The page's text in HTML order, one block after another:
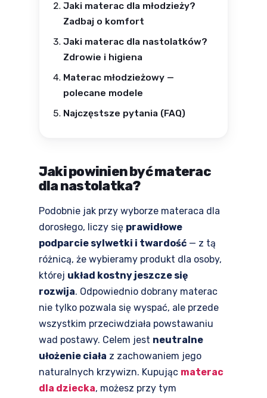
Jaki materac dla młodzieży?
Zadbaj o komfort
Jaki materac dla nastolatków?
Zdrowie i higiena
Materac młodzieżowy —
polecane modele
Najczęstsze pytania (FAQ)
Jaki powinien być materac
dla nastolatka?
Podobnie jak przy wyborze materaca dla
dorosłego, liczy się prawidłowe
podparcie sylwetki i twardość — z tą
różnicą, że wybieramy produkt dla osoby,
której układ kostny jeszcze się
rozwija. Odpowiednio dobrany materac
nie tylko pozwala się wyspać, ale przede
wszystkim przeciwdziała powstawaniu
wad postawy. Celem jest neutralne
ułożenie ciała z zachowaniem jego
naturalnych krzywizn. Kupując materac
dla dziecka, możesz przy tym